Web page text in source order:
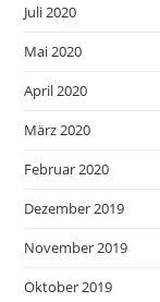
Juli 2020
Mai 2020
April 2020
März 2020
Februar 2020
Dezember 2019
November 2019
Oktober 2019